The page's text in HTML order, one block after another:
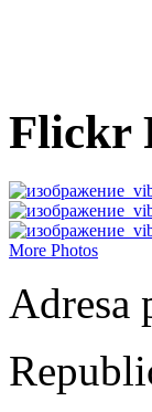
Flickr
More Photos
Adresa